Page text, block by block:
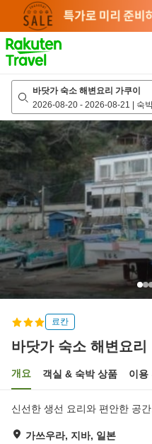
page
바닷가 숙소 해변요리 가쿠이
2026-08-20 - 2026-08-21 | 숙
료칸
바닷가 숙소 해변요리
개요 객실 & 숙박 상품 이용
신선한 생선 요리와 편안한 공
가쓰우라, 지바, 일본